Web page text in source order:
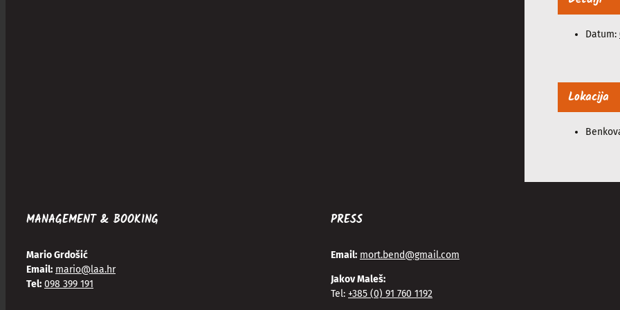
Datum:
Lokacija
MANAGEMENT & BOOKING
Mario Grdošić
Email: mario@laa.hr
Tel: 098 399 191
PRESS
Email: mort.bend@gmail.com
Jakov Maleš:
Tel: +385 (0) 91 760 1192